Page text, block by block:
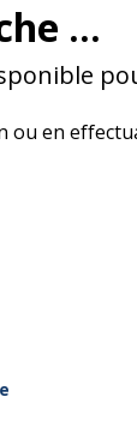
...
ou en